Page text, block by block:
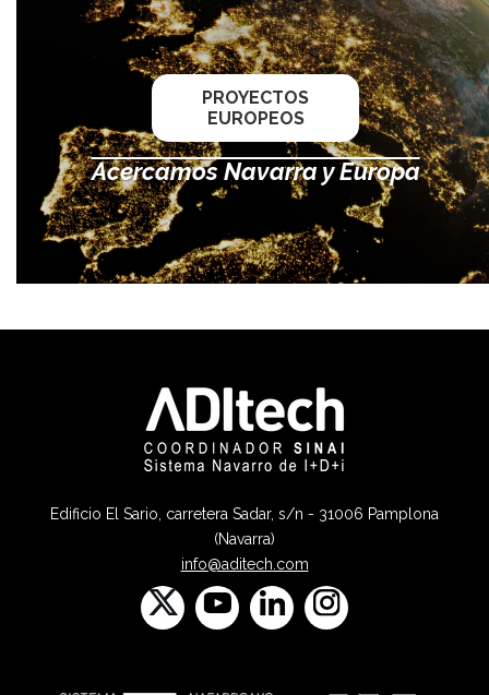
PROYECTOS
EUROPEOS
Acercamos Navarra y Europa
Edificio El Sario, carretera Sadar, s/n - 31006 Pamplona
(Navarra)
info@aditech.com